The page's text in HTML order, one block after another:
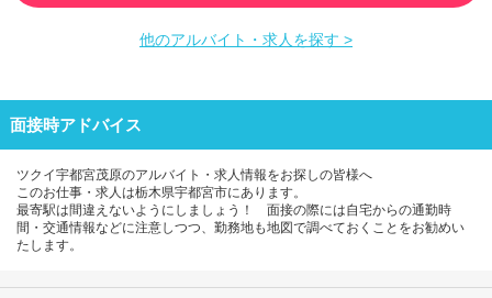
他のアルバイト・求人を探す >
面接時アドバイス
ツクイ宇都宮茂原のアルバイト・求人情報をお探しの皆様へ
このお仕事・求人は栃木県宇都宮市にあります。
最寄駅は間違えないようにしましょう！ 面接の際には自宅からの通勤時
間・交通情報などに注意しつつ、勤務地も地図で調べておくことをお勧めい
たします。